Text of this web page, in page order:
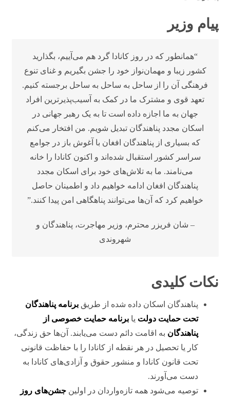
پیام وزیر
“همانطور که در روز کانادا گرد هم می‌آییم، بگذارید
کشور زیبا و مهمان‌نواز خود را جشن بگیریم و غنای تنوع
فرهنگی آن را از ساحل به ساحل به ساحل برجسته کنیم.
تعهد قوی و مشترک ما در کمک به آسیب‌پذیرترین افراد
جهان به ما اجازه داده است تا به یک رهبر جهانی در
اسکان مجدد پناهندگان تبدیل شویم. من افتخار می‌کنم
که بسیاری از پناهندگان افغان با آغوش باز در جوامع
سراسر کشور استقبال شده‌اند و اکنون کانادا را خانه
می‌نامند. ما به تلاش‌های خود برای اسکان مجدد
پناهندگان افغان ادامه خواهیم داد و اطمینان حاصل
خواهیم کرد که آن‌ها می‌توانند پناهگاهی امن پیدا کنند.”
– شان فریزر محترم، وزیر مهاجرت، پناهندگان و
شهروندی
نکات کلیدی
پناهندگان اسکان داده شده از طریقبرنامه پناهندگان
تحت حمایت دولت یابرنامه حمایت خصوصی از
پناهندگان به اقامت دائم دست می‌یابند. آن‌ها حق زندگی،
کار یا تحصیل در هر نقطه از کانادا را با حفاظت قانونی
تحت قانون کانادا و منشور حقوق و آزادی‌های کانادا به
دست می‌آورند.
توصیه می‌شود همه تازه‌واردان در اولینجشن‌های روز